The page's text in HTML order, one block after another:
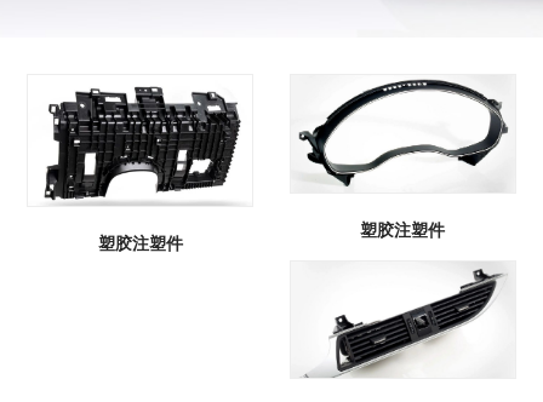
塑胶注塑件
塑胶注塑件